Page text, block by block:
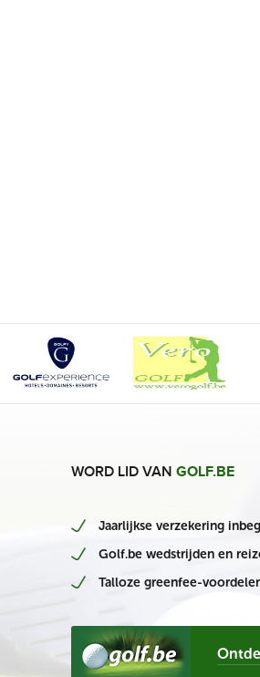
WORD LID VAN GOLF.BE
Jaarlijkse verzekering
Golf.be wedstrijden en
Talloze greenfee-